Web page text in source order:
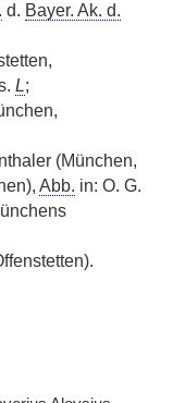
d. Bayer. Ak. d.
L;
(München,
Abb. in: O. G.